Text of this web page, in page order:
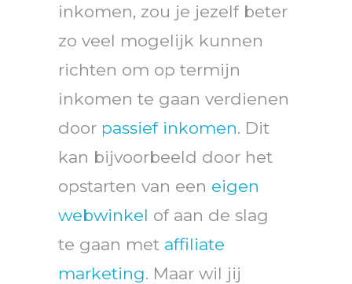
inkomen, zou je jezelf beter
zo veel mogelijk kunnen
richten om op termijn
inkomen te gaan verdienen
door passief inkomen. Dit
kan bijvoorbeeld door het
opstarten van een eigen
webwinkel of aan de slag
te gaan met affiliate
marketing. Maar wil jij